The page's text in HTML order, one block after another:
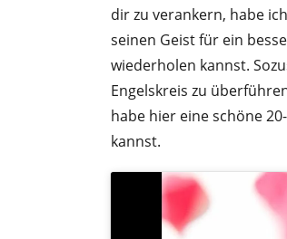
dir zu verankern, habe
seinen Geist für ein
wiederholen kannst.
Engelskreis zu
habe hier eine schöne
kannst.